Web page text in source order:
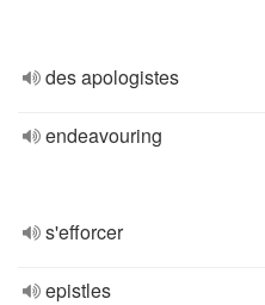
des apologistes
endeavouring
s'efforcer
epistles